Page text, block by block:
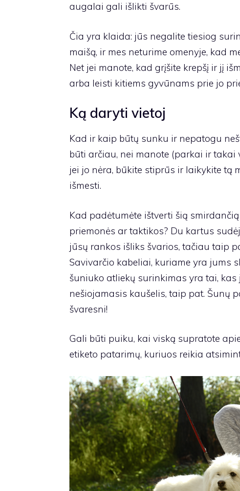
augalai gali išlikti švarūs.
Čia yra klaida: jūs negalite tiesiog
maišą, ir mes neturime omenyje, kad
Net jei manote, kad grįšite krepšį ir jį
arba leisti kitiems gyvūnams prie jo
Ką daryti vietoj
Kad ir kaip būtų sunku ir nepatogu
būti arčiau, nei manote (parkai ir
jei jo nėra, būkite stiprūs ir laikykite tą
išmesti.
Kad padėtumėte ištverti šią
priemonės ar taktikos? Du kartus
jūsų rankos išliks švarios, tačiau taip
Savivarčio kabeliai, kuriame yra jums
šuniuko atliekų surinkimas yra tai,
nešiojamasis kaušelis, taip pat. Šunų
švaresni!
Gali būti puiku, kai viską supratote
etiketo patarimų, kuriuos reikia